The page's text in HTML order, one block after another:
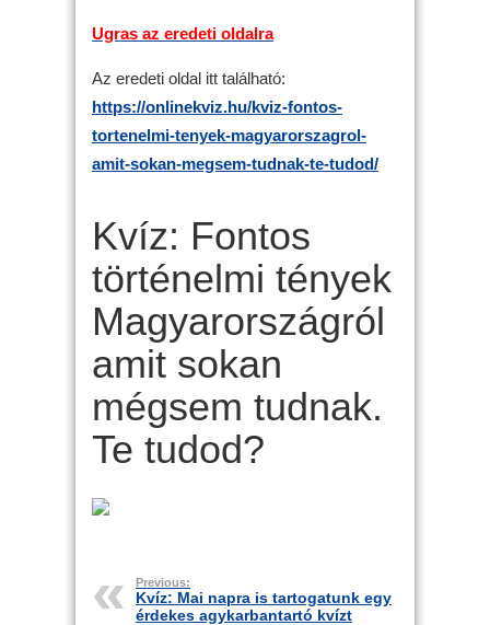
Ugras az eredeti oldalra
Az eredeti oldal itt található:
https://onlinekviz.hu/kviz-fontos-
tortenelmi-tenyek-magyarorszagrol-
amit-sokan-megsem-tudnak-te-tudod/
Kvíz: Fontos
történelmi tények
Magyarországról
amit sokan
mégsem tudnak.
Te tudod?
Previous:
Kvíz: Mai napra is tartogatunk egy
érdekes agykarbantartó kvízt